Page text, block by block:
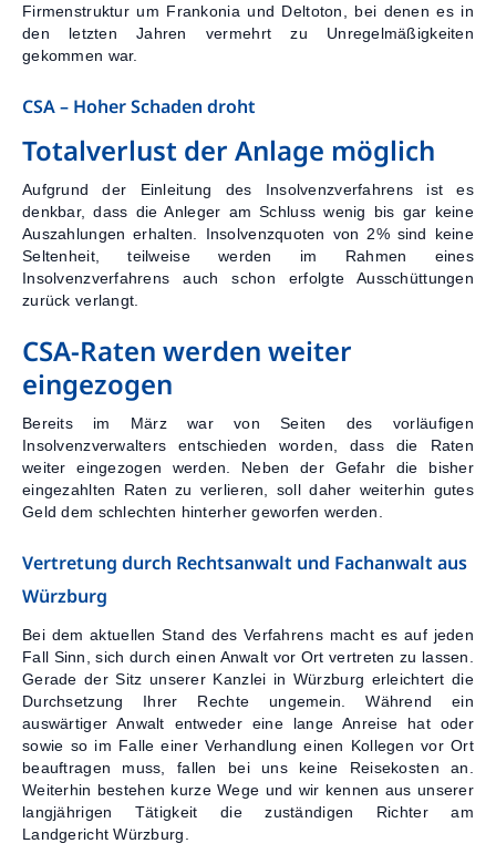
Firmenstruktur um Frankonia und Deltoton, bei denen es in
den letzten Jahren vermehrt zu Unregelmäßigkeiten
gekommen war.
CSA – Hoher Schaden droht
Totalverlust der Anlage möglich
Aufgrund der Einleitung des Insolvenzverfahrens ist es
denkbar, dass die Anleger am Schluss wenig bis gar keine
Auszahlungen erhalten. Insolvenzquoten von 2% sind keine
Seltenheit, teilweise werden im Rahmen eines
Insolvenzverfahrens auch schon erfolgte Ausschüttungen
zurück verlangt.
CSA-Raten werden weiter
eingezogen
Bereits im März war von Seiten des vorläufigen
Insolvenzverwalters entschieden worden, dass die Raten
weiter eingezogen werden. Neben der Gefahr die bisher
eingezahlten Raten zu verlieren, soll daher weiterhin gutes
Geld dem schlechten hinterher geworfen werden.
Vertretung durch Rechtsanwalt und Fachanwalt aus
Würzburg
Bei dem aktuellen Stand des Verfahrens macht es auf jeden
Fall Sinn, sich durch einen Anwalt vor Ort vertreten zu lassen.
Gerade der Sitz unserer Kanzlei in Würzburg erleichtert die
Durchsetzung Ihrer Rechte ungemein. Während ein
auswärtiger Anwalt entweder eine lange Anreise hat oder
sowie so im Falle einer Verhandlung einen Kollegen vor Ort
beauftragen muss, fallen bei uns keine Reisekosten an.
Weiterhin bestehen kurze Wege und wir kennen aus unserer
langjährigen Tätigkeit die zuständigen Richter am
Landgericht Würzburg.